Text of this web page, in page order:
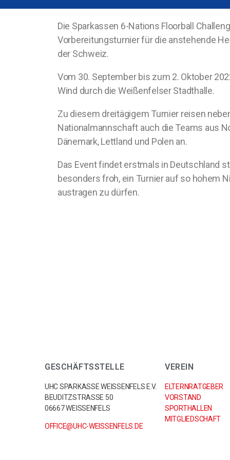
Die Sparkassen 6-Nations Floorball
Vorbereitungsturnier für die anstehende
der Schweiz.
Vom 30. September bis zum 2. Oktober
Wind durch die Weißenfelser Stadthalle.
Zu diesem dreitägigem Turnier reisen
Nationalmannschaft auch die Teams aus
Dänemark, Lettland und Polen an.
Das Event findet erstmals in Deutschland
besonders froh, ein Turnier auf so hohem
austragen zu dürfen.
GESCHÄFTSSTELLE
UHC SPARKASSE WEISSENFELS E.V.
BEUDITZSTRASSE 50
06667 WEISSENFELS
OFFICE@UHC-WEISSENFELS.DE
VEREIN
ELTERNRATGEBER
VORSTAND
SPORTHALLEN
MITGLIEDSCHAFT